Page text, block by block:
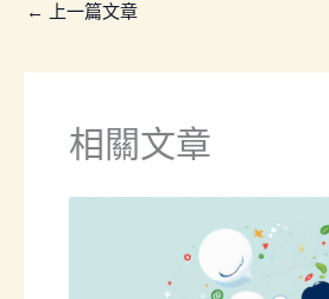
← 上一篇文章
相關文章